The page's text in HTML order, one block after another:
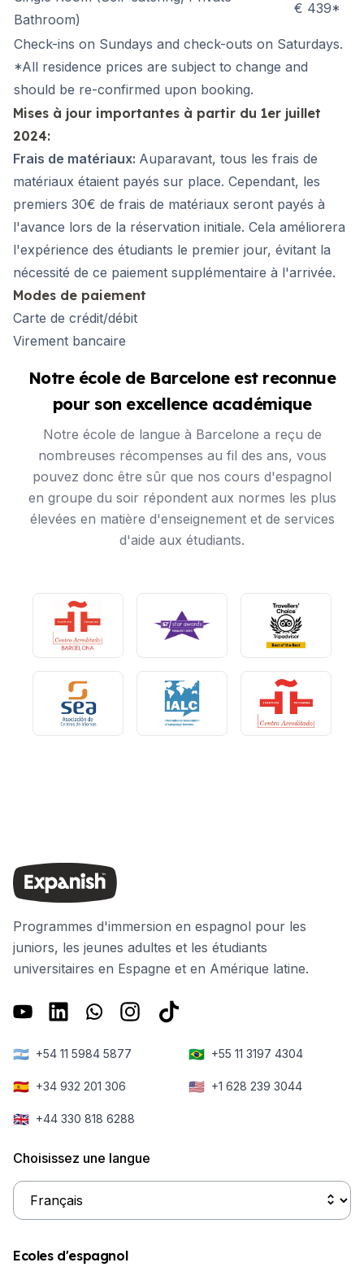
Bathroom)
€ 439*
Check-ins on Sundays and check-outs on Saturdays.
*All residence prices are subject to change and
should be re-confirmed upon booking.
Mises à jour importantes à partir du 1er juillet
2024:
Frais de matériaux: Auparavant, tous les frais de
matériaux étaient payés sur place. Cependant, les
premiers 30€ de frais de matériaux seront payés à
l'avance lors de la réservation initiale. Cela améliorera
l'expérience des étudiants le premier jour, évitant la
nécessité de ce paiement supplémentaire à l'arrivée.
Modes de paiement
Carte de crédit/débit
Virement bancaire
Notre école de Barcelone est reconnue
pour son excellence académique
Notre école de langue à Barcelone a reçu de
nombreuses récompenses au fil des ans, vous
pouvez donc être sûr que nos cours d'espagnol
en groupe du soir répondent aux normes les plus
élevées en matière d'enseignement et de services
d'aide aux étudiants.
Programmes d'immersion en espagnol pour les
juniors, les jeunes adultes et les étudiants
universitaires en Espagne et en Amérique latine.
🇦🇷 +54 11 5984 5877 🇧🇷 +55 11 3197 4304
🇪🇸 +34 932 201 306 🇺🇸 +1 628 239 3044
🇬🇧 +44 330 818 6288
Choisissez une langue
Ecoles d'espagnol